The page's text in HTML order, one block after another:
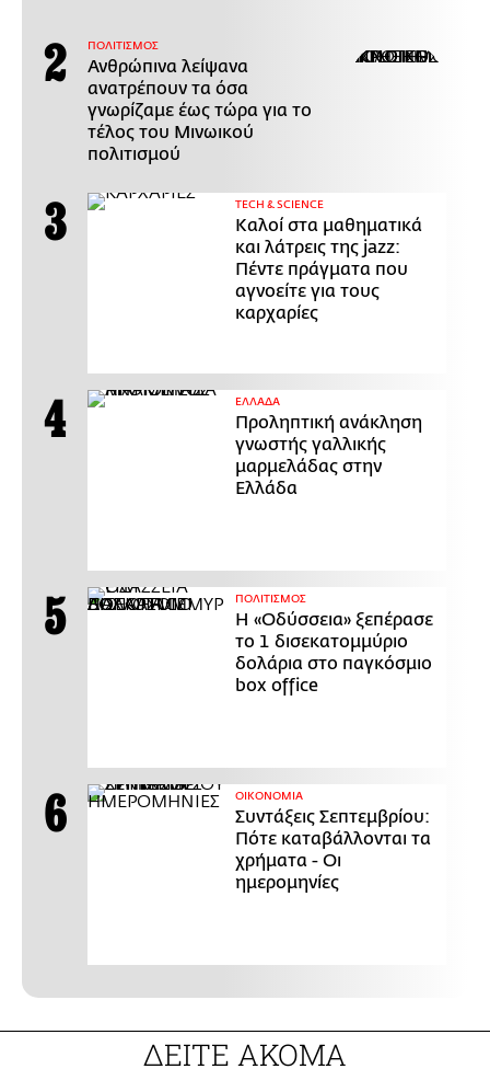
ΠΟΛΙΤΙΣΜΟΣ
Ανθρώπινα λείψανα
ανατρέπουν τα όσα
γνωρίζαμε έως τώρα για το
τέλος του Μινωικού
πολιτισμού
ΤECH & SCIENCE
Καλοί στα μαθηματικά
και λάτρεις της jazz:
Πέντε πράγματα που
αγνοείτε για τους
καρχαρίες
ΕΛΛΑΔΑ
Προληπτική ανάκληση
γνωστής γαλλικής
μαρμελάδας στην
Ελλάδα
ΠΟΛΙΤΙΣΜΟΣ
Η «Οδύσσεια» ξεπέρασε
το 1 δισεκατομμύριο
δολάρια στο παγκόσμιο
box office
ΟΙΚΟΝΟΜΙΑ
Συντάξεις Σεπτεμβρίου:
Πότε καταβάλλονται τα
χρήματα - Οι
ημερομηνίες
ΔΕΙΤΕ ΑΚΟΜΑ